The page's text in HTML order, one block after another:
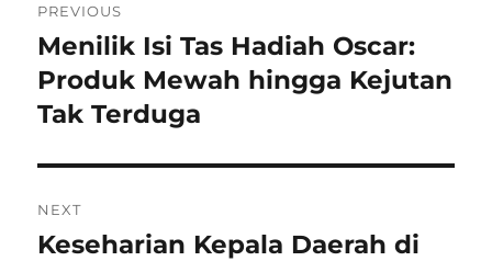
pos
PREVIOUS
Previous
post:
Menilik Isi Tas Hadiah Oscar:
Produk Mewah hingga Kejutan
Tak Terduga
NEXT
Next
Keseharian Kepala Daerah di